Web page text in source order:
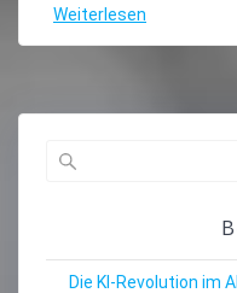
Weiterlesen
Die KI-Revolution im